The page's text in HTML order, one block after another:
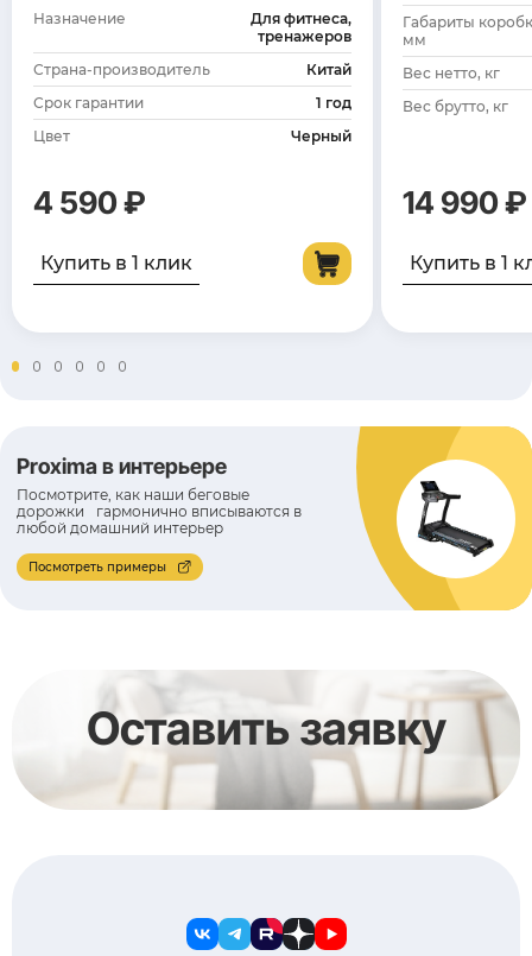
Назначение
Для фитнеса,
тренажеров
Страна-производитель
Китай
Срок гарантии
1 год
Цвет
Черный
4 590 ₽
Купить в 1 клик
Габариты
мм
Вес нетто, кг
Вес брутто, кг
14 990 ₽
Купить в 1
Proxima в интерьере
Посмотрите, как наши беговые
дорожки гармонично вписываются в
любой домашний интерьер
Посмотреть примеры
Оставить заявку